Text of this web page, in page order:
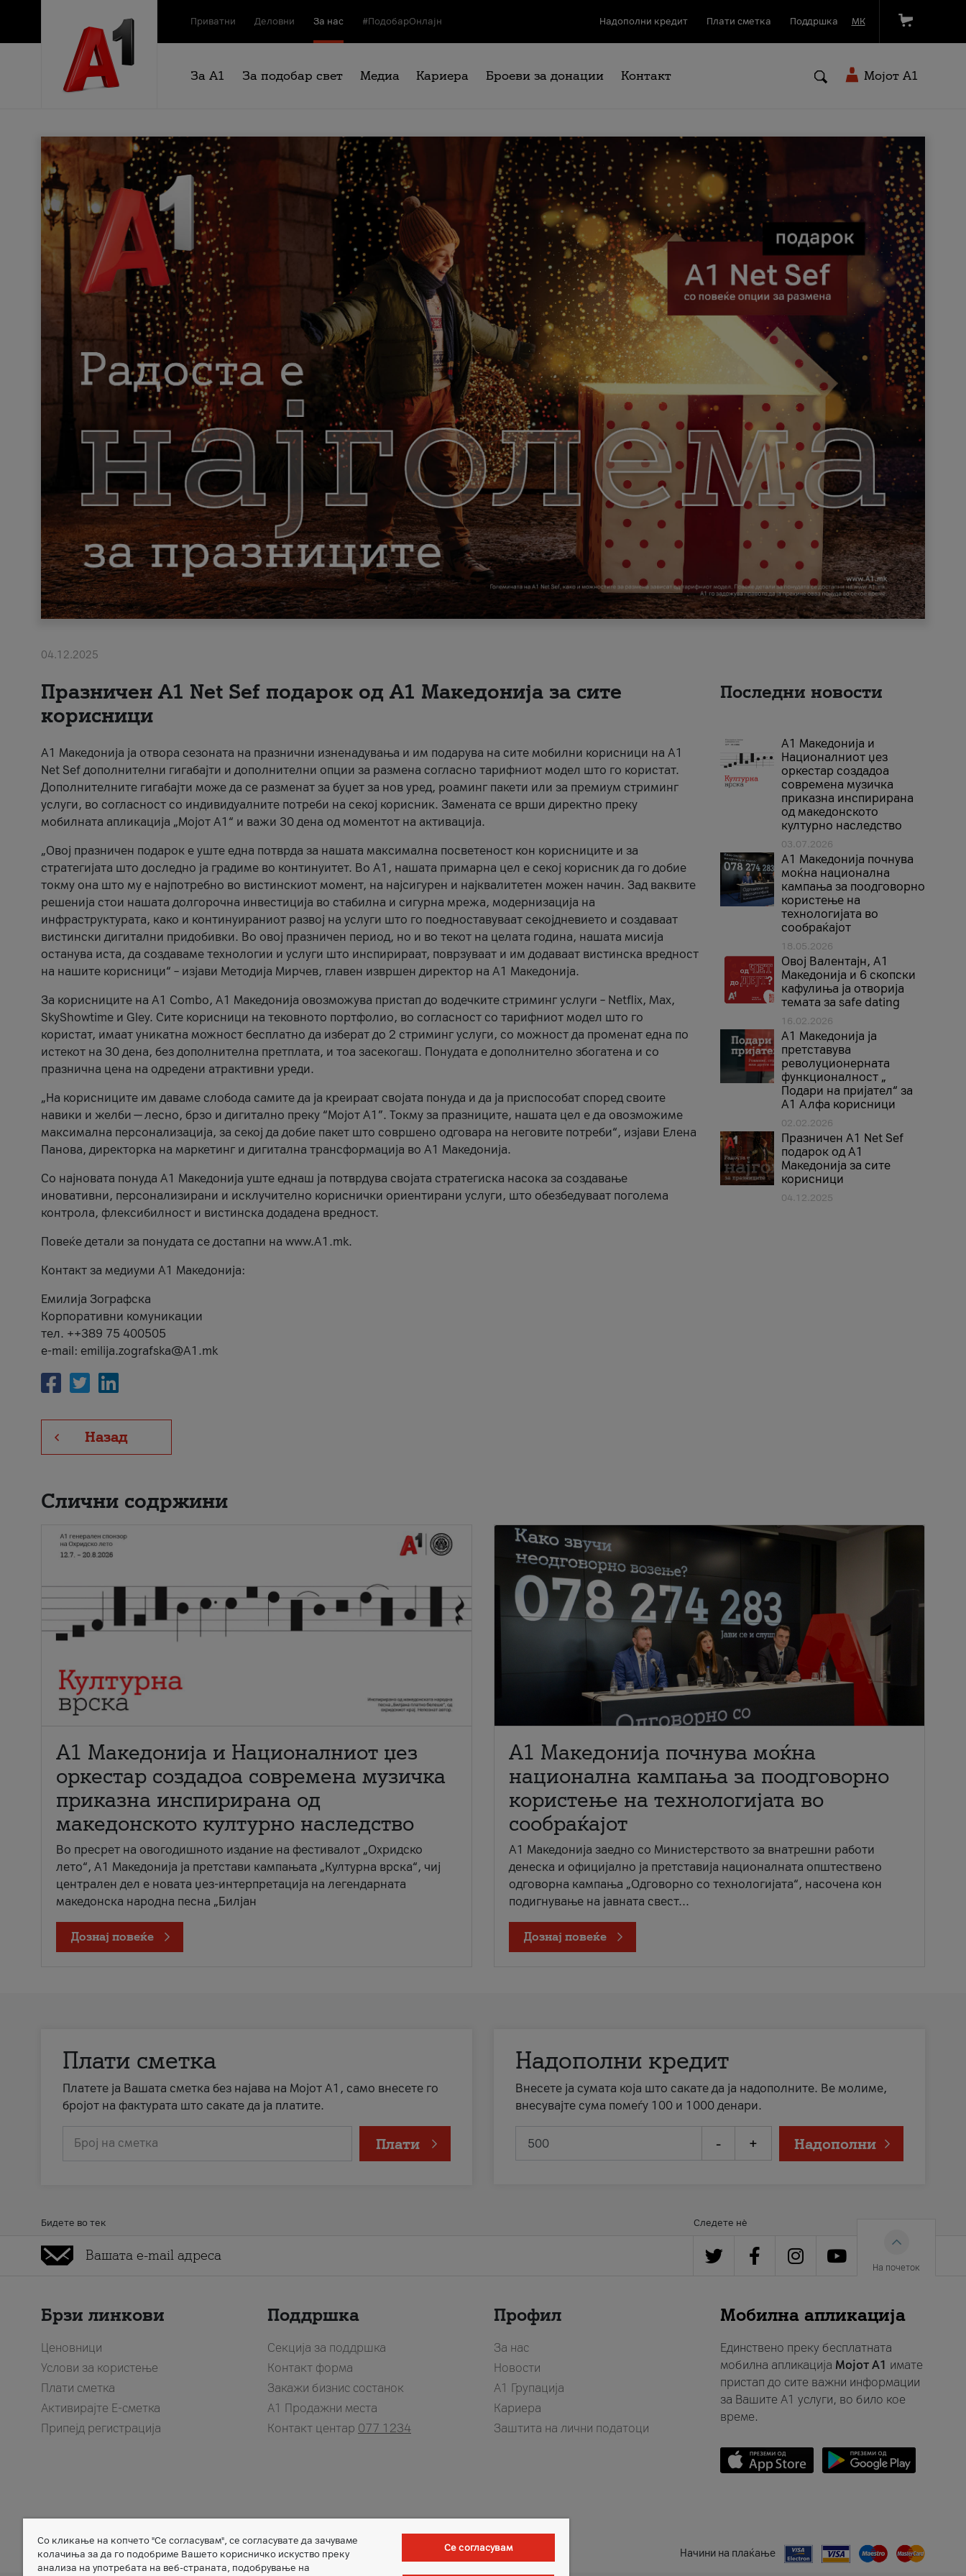
Приватни Деловни За нас #ПодобарОнлајн Надополни кредит Плати сметка Поддршка МК
За А1 За подобар свет Медиа Кариера Броеви за донации Контакт Мојот A1
04.12.2025
Празничен A1 Net Sеf подарок од А1 Македонија за сите
корисници
А1 Македонија ја отвора сезоната на празнични изненадувања и им подарува на сите мобилни корисници на A1
Net Sef дополнителни гигабајти и дополнителни опции за размена согласно тарифниот модел што го користат.
Дополнителните гигабајти може да се разменат за буџет за нов уред, роаминг пакети или за премиум стриминг
услуги, во согласност со индивидуалните потреби на секој корисник. Замената се врши директно преку
мобилната апликација „Мојот А1“ и важи 30 дена од моментот на активација.
„Овој празничен подарок е уште една потврда за нашата максимална посветеност кон корисниците и за
стратегијата што доследно ја градиме во континуитет. Во А1, нашата примарна цел е секој корисник да го добие
токму она што му е најпотребно во вистинскиот момент, на најсигурен и најквалитетен можен начин. Зад ваквите
решенија стои нашата долгорочна инвестиција во стабилна и сигурна мрежа, модернизација на
инфраструктурата, како и континуираниот развој на услуги што го поедноставуваат секојдневието и создаваат
вистински дигитални придобивки. Во овој празничен период, но и во текот на целата година, нашата мисија
останува иста, да создаваме технологии и услуги што инспирираат, поврзуваат и им додаваат вистинска вредност
на нашите корисници“ – изјави Методија Мирчев, главен извршен директор на А1 Македонија.
За корисниците на A1 Combo, А1 Македонија овозможува пристап до водечките стриминг услуги – Netflix, Max,
SkyShowtime и Gley. Сите корисници на тековното портфолио, во согласност со тарифниот модел што го
користат, имаат уникатна можност бесплатно да изберат до 2 стриминг услуги, со можност да променат една по
истекот на 30 дена, без дополнителна претплата, и тоа засекогаш. Понудата е дополнително збогатена и со
празнична цена на одредени атрактивни уреди.
„На корисниците им даваме слобода самите да ја креираат својата понуда и да ја приспособат според своите
навики и желби — лесно, брзо и дигитално преку “Мојот А1”. Токму за празниците, нашата цел е да овозможиме
максимална персонализација, за секој да добие пакет што совршено одговара на неговите потреби“, изјави Елена
Панова, директорка на маркетинг и дигитална трансформација во А1 Македонија.
Со најновата понуда А1 Македонија уште еднаш ја потврдува својата стратегиска насока за создавање
иновативни, персонализирани и исклучително кориснички ориентирани услуги, што обезбедуваат поголема
контрола, флексибилност и вистинска додадена вредност.
Повеќе детали за понудата се достапни на www.А1.mk.
Контакт за медиуми А1 Македонија:
Емилија Зографска
Корпоративни комуникации
тел. ++389 75 400505
e-mail: emilija.zografska@A1.mk
Назад
Последни новости
А1 Македонија и
Националниот џез
оркестар создадоа
современа музичка
приказна инспирирана
од македонското
културно наследство
03.07.2026
A1 Македонија почнува
моќна национална
кампања за поодговорно
користење на
технологијата во
сообраќајот
18.05.2026
Овој Валентајн, A1
Македонија и 6 скопски
кафулиња ја отворија
темата за safe dating
16.02.2026
А1 Македонија ја
претставува
револуционерната
функционалност „
Подари на пријател“ за
А1 Алфа корисници
02.02.2026
Празничен A1 Net Sеf
подарок од А1
Македонија за сите
корисници
04.12.2025
Слични содржини
А1 Македонија и Националниот џез
оркестар создадоа современа музичка
приказна инспирирана од
македонското културно наследство
Во пресрет на овогодишното издание на фестивалот „Охридско
лето“, А1 Македонија ја претстави кампањата „Културна врска“, чиј
централен дел е новата џез-интерпретација на легендарната
македонска народна песна „Билјан
Дознај повеќе
A1 Македонија почнува моќна
национална кампања за поодговорно
користење на технологијата во
сообраќајот
A1 Македонија заедно со Министерството за внатрешни работи
денеска и официјално ја претставија националната општествено
одговорна кампања „Одговорно со технологијата“, насочена кон
подигнување на јавната свест...
Дознај повеќе
Плати сметка
Платете ја Вашата сметка без најава на Мојот А1, само внесете го
бројот на фактурата што сакате да ја платите.
Број на сметка Плати
Надополни кредит
Внесете ја сумата која што сакате да ја надополните. Ве молиме,
внесувајте сума помеѓу 100 и 1000 денари.
- + Надополни
Бидете во тек Следете нè
На почеток
Брзи линкови
Ценовници
Услови за користење
Плати сметка
Активирајте Е-сметка
Припејд регистрација
Поддршка
Секција за поддршка
Контакт форма
Закажи бизнис состанок
A1 Продажни места
Контакт центар 077 1234
Профил
За нас
Новости
А1 Групација
Кариера
Заштита на лични податоци
Мобилна апликација
Единствено преку бесплатната
мобилна апликација Мојот A1 имате
пристап до сите важни информации
за Вашите A1 услуги, во било кое
време.
Member of Начини на плаќање
Со кликање на копчето "Се согласувам", се согласувате да зачуваме
колачиња за да го подобриме Вашето корисничко искуство преку
анализа на употребата на веб-страната, подобрување на
Се согласувам